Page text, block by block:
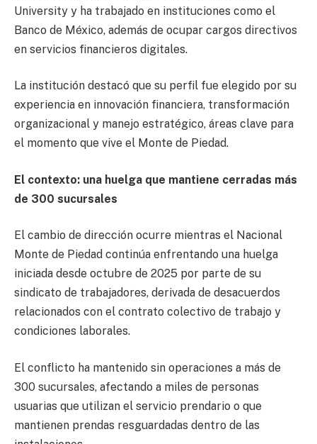
University y ha trabajado en instituciones como el
Banco de México, además de ocupar cargos directivos
en servicios financieros digitales.
La institución destacó que su perfil fue elegido por su
experiencia en innovación financiera, transformación
organizacional y manejo estratégico, áreas clave para
el momento que vive el Monte de Piedad.
El contexto: una huelga que mantiene cerradas más
de 300 sucursales
El cambio de dirección ocurre mientras el Nacional
Monte de Piedad continúa enfrentando una huelga
iniciada desde octubre de 2025 por parte de su
sindicato de trabajadores, derivada de desacuerdos
relacionados con el contrato colectivo de trabajo y
condiciones laborales.
El conflicto ha mantenido sin operaciones a más de
300 sucursales, afectando a miles de personas
usuarias que utilizan el servicio prendario o que
mantienen prendas resguardadas dentro de las